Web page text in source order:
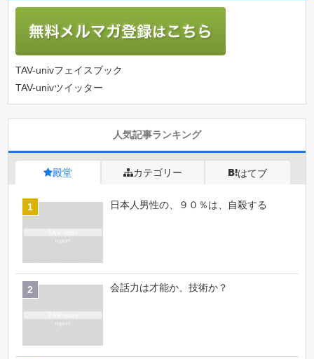
TAV-univフェイスブック
TAV-univツイッター
人気記事ランキング
殿堂 カテゴリー はてブ
日本人男性の、９０％は、自殺する
会話力は才能か、技術か？